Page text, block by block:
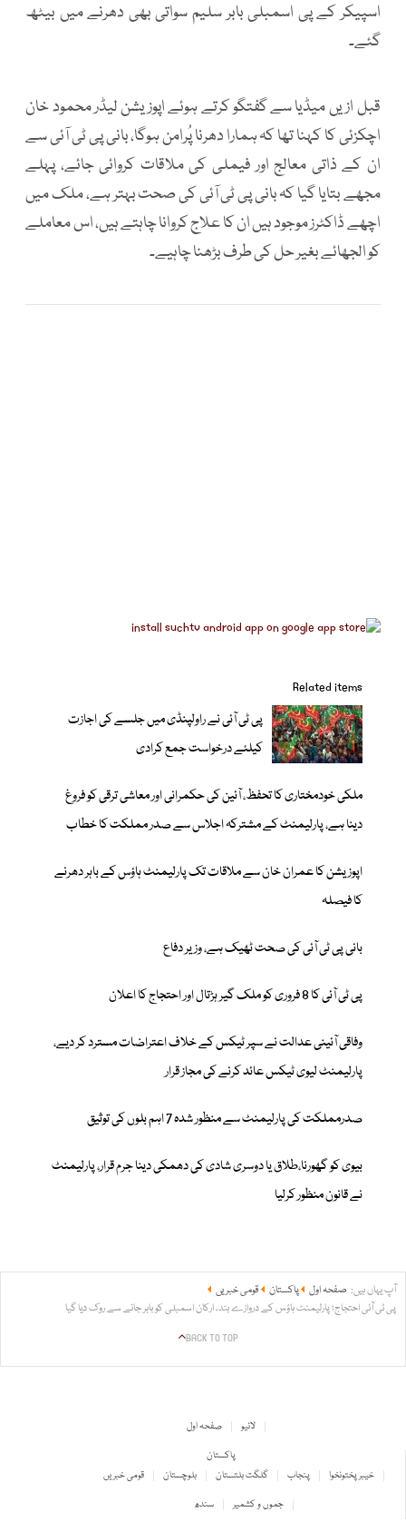
اسپیکر کے پی اسمبلی بابر سلیم سواتی بھی دھرنے میں بیٹھ
گئے۔
قبل ازیں میڈیا سے گفتگو کرتے ہوئے اپوزیشن لیڈر محمود خان
اچکزئی کا کہنا تھا کہ ہمارا دھرنا پُرامن ہوگا، بانی پی ٹی آئی سے
ان کے ذاتی معالج اور فیملی کی ملاقات کروائی جائے، پہلے
مجھے بتایا گیا کہ بانی پی ٹی آئی کی صحت بہتر ہے، ملک میں
اچھے ڈاکٹرز موجود ہیں ان کا علاج کروانا چاہتے ہیں، اس معاملے
کو الجھائے بغیر حل کی طرف بڑھنا چاہیے۔
Related items
پی ٹی آئی نے راولپنڈی میں جلسے کی اجازت
کیلئے درخواست جمع کرادی
ملکی خودمختاری کا تحفظ، آئین کی حکمرانی اور معاشی ترقی کو فروغ
دینا ہے، پارلیمنٹ کے مشترکہ اجلاس سے صدر مملکت کا خطاب
اپوزیشن کا عمران خان سے ملاقات تک پارلیمنٹ ہاؤس کے باہر دھرنے
کا فیصلہ
بانی پی ٹی آئی کی صحت ٹھیک ہے، وزیر دفاع
پی ٹی آئی کا 8 فروری کو ملک گیر ہڑتال اور احتجاج کا اعلان
وفاقی آئینی عدالت نے سپر ٹیکس کے خلاف اعتراضات مسترد کر دیے،
پارلیمنٹ لیوی ٹیکس عائد کرنے کی مجاز قرار
صدرمملکت کی پارلیمنٹ سے منظور شدہ 7 اہم بلوں کی توثیق
بیوی کو گھورنا،طلاق یا دوسری شادی کی دھمکی دینا جرم قرار، پارلیمنٹ
نے قانون منظور کرلیا
آپ یہاں ہیں: صفحہ اول پاکستان
قومی خبریں
پی ٹی آئی احتجاج؛ پارلیمنٹ ہاؤس کے دروازے بند، ارکان اسمبلی کو باہر جانے سے روک دیا گیا
BACK TO TOP
صفحہ اول
لائیو
پاکستان
قومی خبریں
بلوچستان گلگت بلتستان پنجاب
خیبر پختونخوا
سندھ
جموں و کشمیر